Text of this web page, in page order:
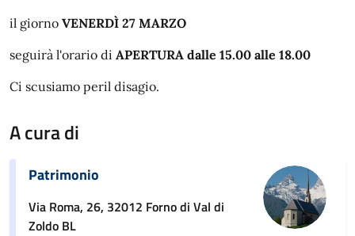
il giorno VENERDÌ 27 MARZO
seguirà l'orario di APERTURA dalle 15.00 alle 18.00
Ci scusiamo peril disagio.
A cura di
Patrimonio
Via Roma, 26, 32012 Forno di Val di
Zoldo BL